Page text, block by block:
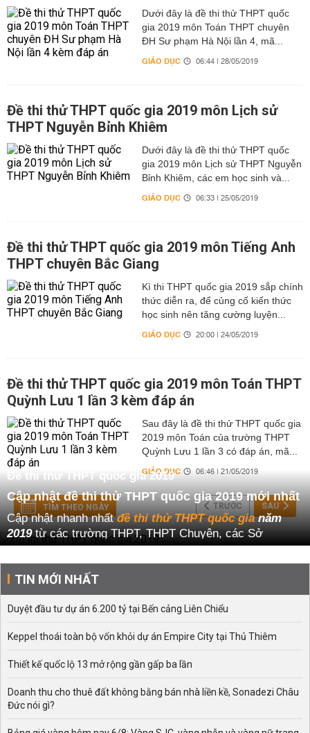
Dưới đây là đề thi thử THPT quốc
gia 2019 môn Toán THPT chuyên
ĐH Sư phạm Hà Nội lần 4, mã...
GIÁO DỤC 06:44 | 28/05/2019
Đề thi thử THPT quốc gia 2019 môn Lịch sử
THPT Nguyễn Bỉnh Khiêm
Dưới đây là đề thi thử THPT quốc
gia 2019 môn Lịch sử THPT Nguyễn
Bỉnh Khiêm, các em học sinh và...
GIÁO DỤC 06:33 | 25/05/2019
Đề thi thử THPT quốc gia 2019 môn Tiếng Anh
THPT chuyên Bắc Giang
Kì thi THPT quốc gia 2019 sắp chính
thức diễn ra, để củng cố kiến thức
học sinh nên tăng cường luyện...
GIÁO DỤC 20:00 | 24/05/2019
Đề thi thử THPT quốc gia 2019 môn Toán THPT
Quỳnh Lưu 1 lần 3 kèm đáp án
Sau đây là đề thi thử THPT quốc gia
2019 môn Toán của trường THPT
Quỳnh Lưu 1 lần 3 có đáp án, mã...
GIÁO DỤC 06:46 | 21/05/2019
TÌM THEO NGÀY TRƯỚC SAU
Đề thi thử THPT quốc gia 2019
Cập nhật đề thi thử THPT quốc gia 2019 mới nhất
Cập nhật nhanh nhấtđề thi thử THPT quốc gianăm
2019từ các trường THPT, THPT Chuyên, các Sở
GD&ĐT trên cả nước. Các em học sinh lớp 12 và thầy
cô giáo có thể tham khảo để giảng dạy, ôn luyện cho
kì thi THPT quốc gia 2019
Tổng hợp
đề thi thử THPT quốc gia năm 2019
đáp án, lời giải chi tiết nhất cho các tấc cả các môn
Toán, Văn, Anh, Lý, Hóa, Sinh, Sử, Địa,...
TIN MỚI NHẤT
Duyệt đầu tư dự án 6.200 tỷ tại Bến cảng Liên Chiểu
Keppel thoái toàn bộ vốn khỏi dự án Empire City tại Thủ Thiêm
Thiết kế quốc lộ 13 mở rộng gần gấp ba lần
Doanh thu cho thuê đất không bằng bán nhà liền kề, Sonadezi Châu
Đức nói gì?